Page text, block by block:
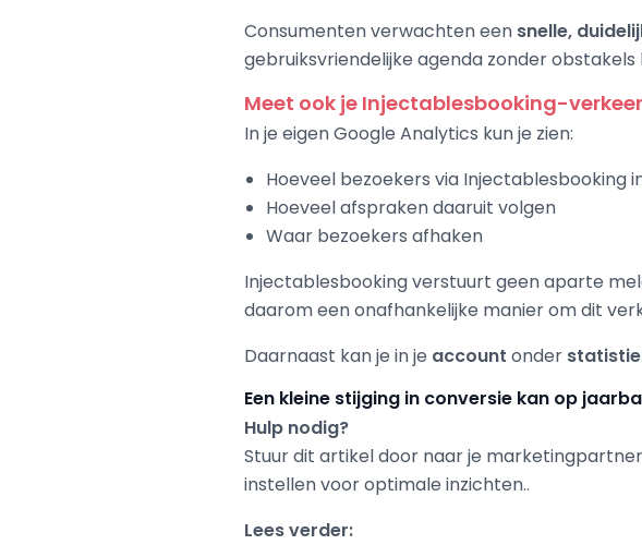
Consumenten verwachten een snelle,
gebruiksvriendelijke agenda zonder
Meet ook je Injectablesbooking-verkeer
In je eigen Google Analytics kun je zien:
Hoeveel bezoekers via Injectablesbooking
Hoeveel afspraken daaruit volgen
Waar bezoekers afhaken
Injectablesbooking verstuurt geen aparte
daarom een onafhankelijke manier om dit
Daarnaast kan je in je account onder
Een kleine stijging in conversie kan op
Hulp nodig?
Stuur dit artikel door naar je
instellen voor optimale inzichten..
Lees verder: